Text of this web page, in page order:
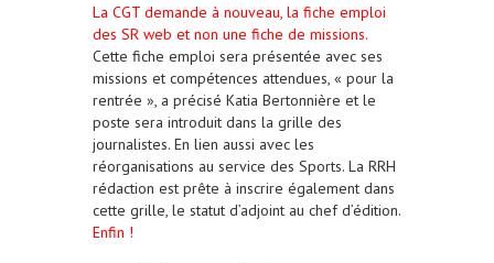
La CGT demande à nouveau, la fiche emploi
des SR web et non une fiche de missions.
Cette fiche emploi sera présentée avec ses
missions et compétences attendues, « pour la
rentrée », a précisé Katia Bertonnière et le
poste sera introduit dans la grille des
journalistes. En lien aussi avec les
réorganisations au service des Sports. La RRH
rédaction est prête à inscrire également dans
cette grille, le statut d’adjoint au chef d’édition.
Enfin !